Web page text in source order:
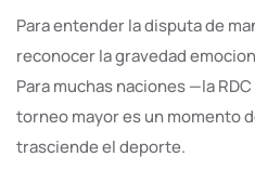
Para entender la disputa de
reconocer la gravedad
Para muchas naciones —la
torneo mayor es un momento
trasciende el deporte.